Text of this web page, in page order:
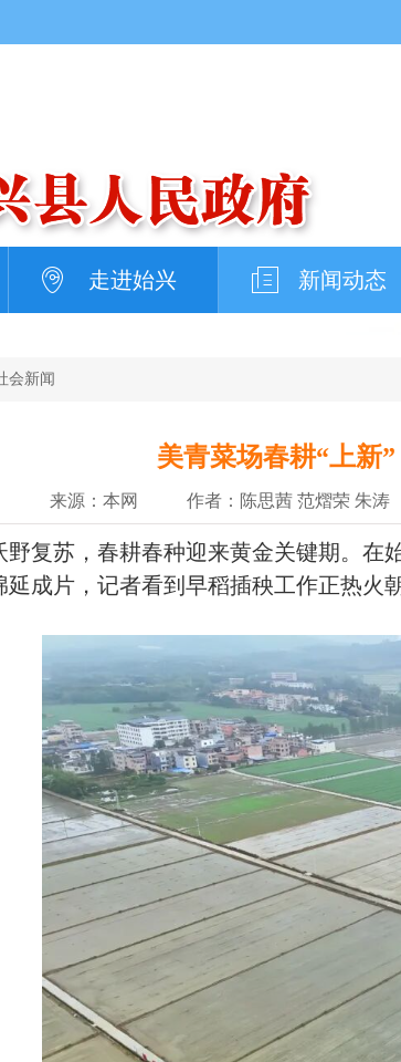
走进始兴 新闻动态
会新闻
美青菜场春耕“上新
来源：本网 作者：陈思茜 范熠荣 朱涛
苏，春耕春种迎来黄金关键期。在
延成片，记者看到早稻插秧工作正热